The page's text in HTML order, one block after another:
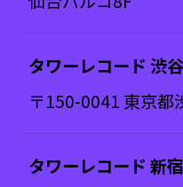
タワーレコード 渋
〒150-0041 東京
タワーレコード 新